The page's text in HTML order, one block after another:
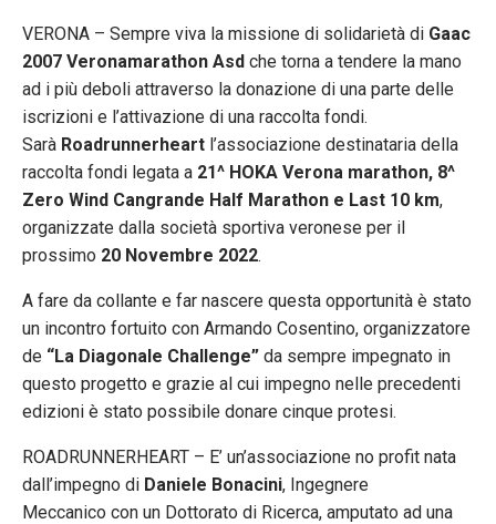
VERONA – Sempre viva la missione di solidarietà di Gaac
2007 Veronamarathon Asd che torna a tendere la mano
ad i più deboli attraverso la donazione di una parte delle
iscrizioni e l’attivazione di una raccolta fondi.
Sarà Roadrunnerheart l’associazione destinataria della
raccolta fondi legata a 21^ HOKA Verona marathon, 8^
Zero Wind Cangrande Half Marathon e Last 10 km,
organizzate dalla società sportiva veronese per il
prossimo 20 Novembre 2022.
A fare da collante e far nascere questa opportunità è stato
un incontro fortuito con Armando Cosentino, organizzatore
de “La Diagonale Challenge” da sempre impegnato in
questo progetto e grazie al cui impegno nelle precedenti
edizioni è stato possibile donare cinque protesi.
ROADRUNNERHEART – E’ un’associazione no profit nata
dall’impegno di Daniele Bonacini, Ingegnere
Meccanico con un Dottorato di Ricerca, amputato ad una